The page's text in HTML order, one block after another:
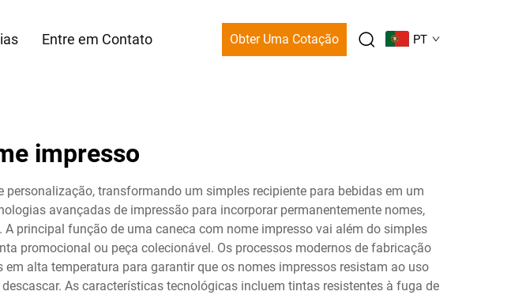
Entre em Contato Obter Uma Cotação PT
impresso
transformando um simples recipiente para bebidas em um
avançadas de impressão para incorporar permanentemente nomes,
principal função de uma caneca com nome impresso vai além do simples
promocional ou peça colecionável. Os processos modernos de fabricação
alta temperatura para garantir que os nomes impressos resistam ao uso
As características tecnológicas incluem tintas resistentes à fuga de